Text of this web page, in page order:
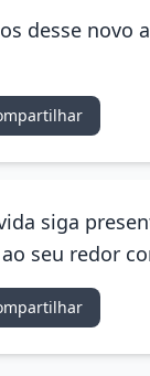
desse
siga
seu redor